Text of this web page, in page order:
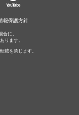
YouTube
報保護方針
に、
ります。
載を禁じます。